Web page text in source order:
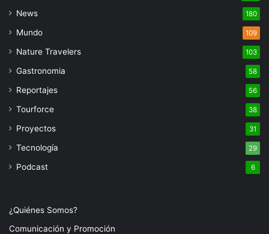
News 180
Mundo 109
Nature Travelers 103
Gastronomia 58
Reportajes 56
Tourforce 38
Proyectos 31
Tecnología 29
Podcast 6
¿Quiénes Somos?
Comunicación y Promoción